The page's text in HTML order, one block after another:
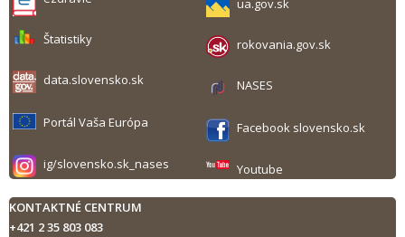
ua.gov.sk
Štatistiky rokovania.gov.sk
data.slovensko.sk NASES
Portál Vaša Európa Facebook slovensko.sk
ig/slovensko.sk_nases Youtube
KONTAKTNÉ CENTRUM
+421 2 35 803 083